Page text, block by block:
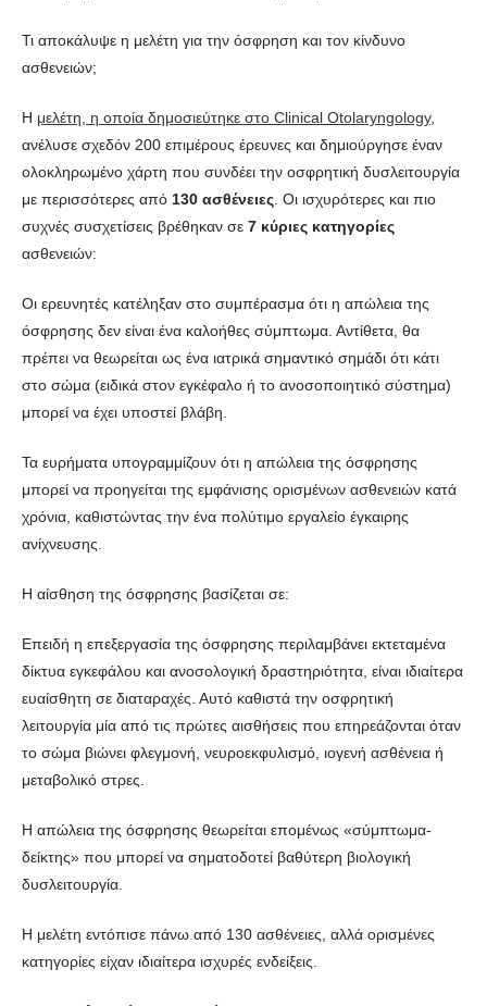
Τι αποκάλυψε η μελέτη για την όσφρηση και τον κίνδυνο
ασθενειών;
Η μελέτη, η οποία δημοσιεύτηκε στο Clinical Otolaryngology,
ανέλυσε σχεδόν 200 επιμέρους έρευνες και δημιούργησε έναν
ολοκληρωμένο χάρτη που συνδέει την οσφρητική δυσλειτουργία
με περισσότερες από 130 ασθένειες . Οι ισχυρότερες και πιο
συχνές συσχετίσεις βρέθηκαν σε 7 κύριες κατηγορίες
ασθενειών:
Οι ερευνητές κατέληξαν στο συμπέρασμα ότι η απώλεια της
όσφρησης δεν είναι ένα καλοήθες σύμπτωμα. Αντίθετα, θα
πρέπει να θεωρείται ως ένα ιατρικά σημαντικό σημάδι ότι κάτι
στο σώμα (ειδικά στον εγκέφαλο ή το ανοσοποιητικό σύστημα)
μπορεί να έχει υποστεί βλάβη.
Τα ευρήματα υπογραμμίζουν ότι η απώλεια της όσφρησης
μπορεί να προηγείται της εμφάνισης ορισμένων ασθενειών κατά
χρόνια, καθιστώντας την ένα πολύτιμο εργαλείο έγκαιρης
ανίχνευσης.
Η αίσθηση της όσφρησης βασίζεται σε:
Επειδή η επεξεργασία της όσφρησης περιλαμβάνει εκτεταμένα
δίκτυα εγκεφάλου και ανοσολογική δραστηριότητα, είναι ιδιαίτερα
ευαίσθητη σε διαταραχές. Αυτό καθιστά την οσφρητική
λειτουργία μία από τις πρώτες αισθήσεις που επηρεάζονται όταν
το σώμα βιώνει φλεγμονή, νευροεκφυλισμό, ιογενή ασθένεια ή
μεταβολικό στρες.
Η απώλεια της όσφρησης θεωρείται επομένως «σύμπτωμα-
δείκτης» που μπορεί να σηματοδοτεί βαθύτερη βιολογική
δυσλειτουργία.
Η μελέτη εντόπισε πάνω από 130 ασθένειες, αλλά ορισμένες
κατηγορίες είχαν ιδιαίτερα ισχυρές ενδείξεις.